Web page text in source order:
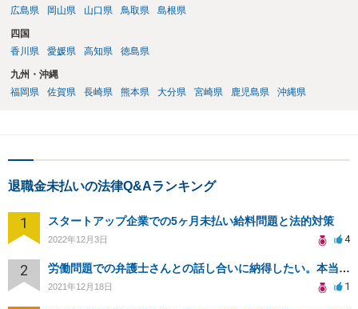
広島県
岡山県 山口県 鳥取県 島根県
四国
香川県
愛媛県 高知県 徳島県
九州・沖縄
福岡県
佐賀県 長崎県 熊本県 大分県 宮崎県 鹿児島県 沖縄県
退職金未払いの法律Q&Aランキング
1 スタートアップ企業での5ヶ月未払い給料問題と法的対策
2022年12月3日 4
2 労働問題での弁護士さんとの話し合いに納得したい。本当に勝ち目が無いのでしょうか？
2021年12月18日 1